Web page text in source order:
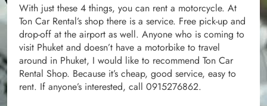
With just these 4 things, you can rent a motorcycle. At
Ton Car Rental’s shop there is a service. Free pick-up and
drop-off at the airport as well. Anyone who is coming to
visit Phuket and doesn’t have a motorbike to travel
around in Phuket, I would like to recommend Ton Car
Rental Shop. Because it’s cheap, good service, easy to
rent. If anyone’s interested, call 0915276862.